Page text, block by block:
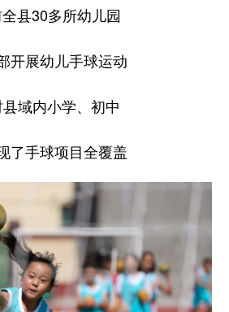
县30多所幼儿园
开展幼儿手球运动
域内小学、初中
了手球项目全覆盖